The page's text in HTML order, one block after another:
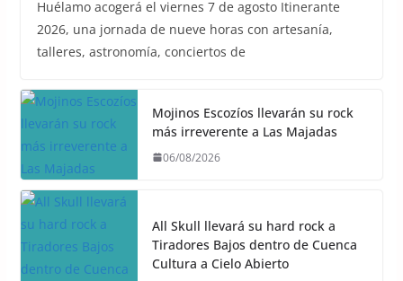
Huélamo acogerá el viernes 7 de agosto Itinerante
2026, una jornada de nueve horas con artesanía,
talleres, astronomía, conciertos de
Mojinos Escozíos llevarán su rock
más irreverente a Las Majadas
06/08/2026
All Skull llevará su hard rock a
Tiradores Bajos dentro de Cuenca
Cultura a Cielo Abierto